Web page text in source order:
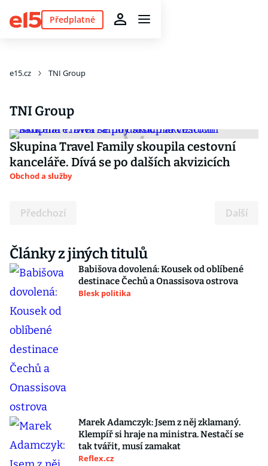
Předplatné
e15.cz TNI Group
TNI Group
Skupina Travel Family skoupila cestovní
kanceláře. Dívá se po dalších akvizicích
Obchod a služby
Předchozí Další
Články z jiných titulů
Babišova dovolená: Kousek od oblíbené
destinace Čechů a Onassisova ostrova
Blesk politika
Marek Adamczyk: Jsem z něj zklamaný.
Klempíř si hraje na ministra. Nestačí se
tak tvářit, musí zamakat
Reflex.cz